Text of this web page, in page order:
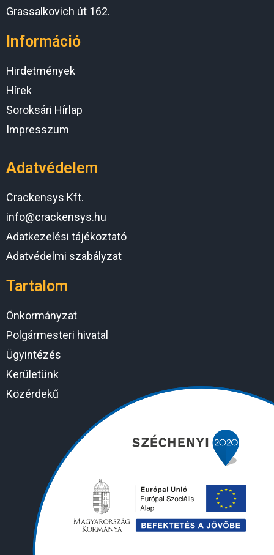
Grassalkovich út 162.
Információ
Hirdetmények
Hírek
Soroksári Hírlap
Impresszum
Adatvédelem
Crackensys Kft.
info@crackensys.hu
Adatkezelési tájékoztató
Adatvédelmi szabályzat
Tartalom
Önkormányzat
Polgármesteri hivatal
Ügyintézés
Kerületünk
Közérdekű